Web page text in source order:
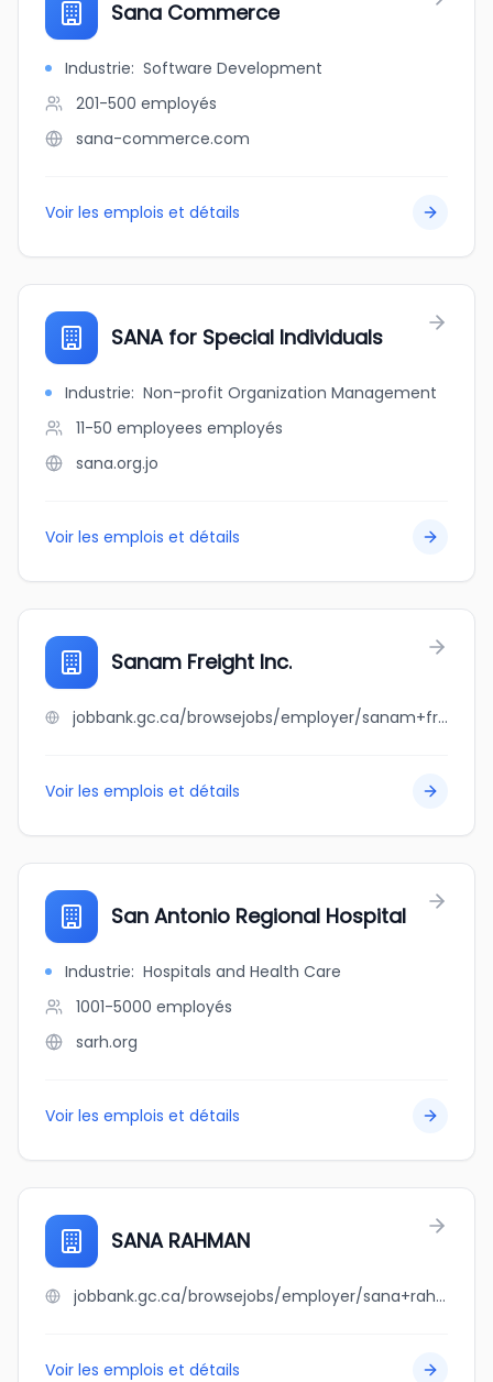
Sana Commerce
Industrie: Software Development
201-500 employés
sana-commerce.com
Voir les emplois et détails
SANA for Special Individuals
Industrie: Non-profit Organization Management
11-50 employees employés
sana.org.jo
Voir les emplois et détails
Sanam Freight Inc.
jobbank.gc.ca/browsejobs/employer/sanam+freight+inc./ca
Voir les emplois et détails
San Antonio Regional Hospital
Industrie: Hospitals and Health Care
1001-5000 employés
sarh.org
Voir les emplois et détails
SANA RAHMAN
jobbank.gc.ca/browsejobs/employer/sana+rahman/ca
Voir les emplois et détails